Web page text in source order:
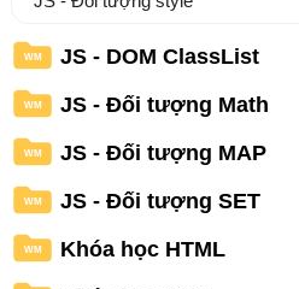
WM JS - DOM ClassList
WM JS - Đối tượng Math
WM JS - Đối tượng MAP
WM JS - Đối tượng SET
WM Khóa học HTML